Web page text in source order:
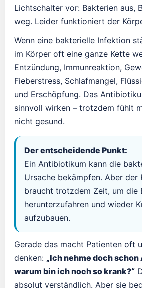
Lichtschalter vor: Bakterien aus,
weg. Leider funktioniert der
Wenn eine bakterielle Infektion
im Körper oft eine ganze Kette
Entzündung, Immunreaktion,
Fieberstress, Schlafmangel,
und Erschöpfung. Das
sinnvoll wirken – trotzdem fühlt
nicht gesund.
Der entscheidende Punkt:
Ein Antibiotikum kann die
Ursache bekämpfen. Aber der
braucht trotzdem Zeit, um die
herunterzufahren und wieder
aufzubauen.
Gerade das macht Patienten oft
denken: „Ich nehme doch
warum bin ich noch so krank?“
absolut verständlich. Aber sie